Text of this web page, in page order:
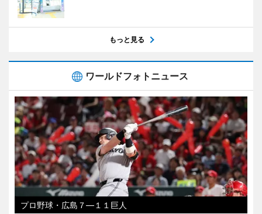
もっと見る
ワールドフォトニュース
プロ野球・広島７―１１巨人